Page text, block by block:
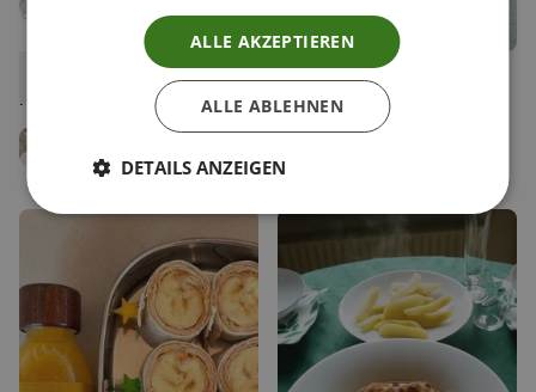
Speichern
Quinoa-Mangold-Salat mit
36
Speichern
Rotes Thai Curry mit Huhn
Clemens Drdla
ConFusion- Asiatisch
ALLE AKZEPTIEREN
ALLE ABLEHNEN
DETAILS ANZEIGEN